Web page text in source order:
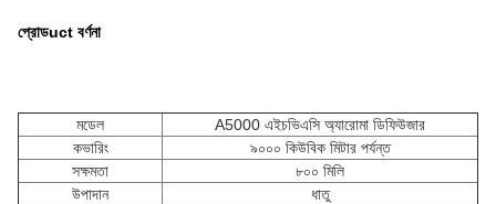
প্রোডuct বর্ণনা
মডেল
A5000 এইচভিএসি অ্যারোমা ডিফিউজার
কভারিং
৯০০০ কিউবিক মিটার পর্যন্ত
সক্ষমতা
৮০০ মিলি
উপাদান
ধাতু